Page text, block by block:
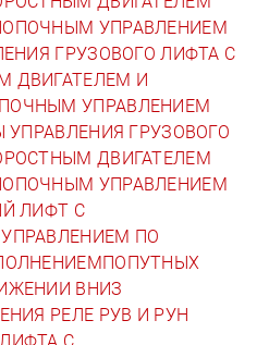
УПРАВЛЕНИЕМ
ГРУЗОВОГО ЛИФТА С
ДВИГАТЕЛЕМ И
УПРАВЛЕНИЕМ
УПРАВЛЕНИЯ ГРУЗОВОГО
ДВИГАТЕЛЕМ
УПРАВЛЕНИЕМ
ЛИФТ С
ПО
ВНИЗ
РЕЛЕ РУВ И РУН